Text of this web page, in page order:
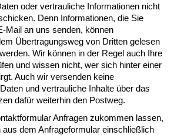
oder vertrauliche Informationen nicht
Denn Informationen, die Sie
Mail an uns senden, können
Übertragungsweg von Dritten gelesen
Wir können in der Regel auch Ihre
und wissen nicht, wer sich hinter einer
Auch wir versenden keine
und vertrauliche Inhalte über das
dafür weiterhin den Postweg.
Anfragen zukommen lassen,
aus dem Anfrageformular einschließlich